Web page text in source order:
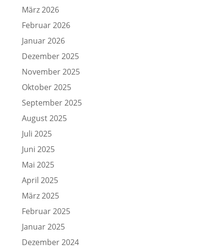
März 2026
Februar 2026
Januar 2026
Dezember 2025
November 2025
Oktober 2025
September 2025
August 2025
Juli 2025
Juni 2025
Mai 2025
April 2025
März 2025
Februar 2025
Januar 2025
Dezember 2024